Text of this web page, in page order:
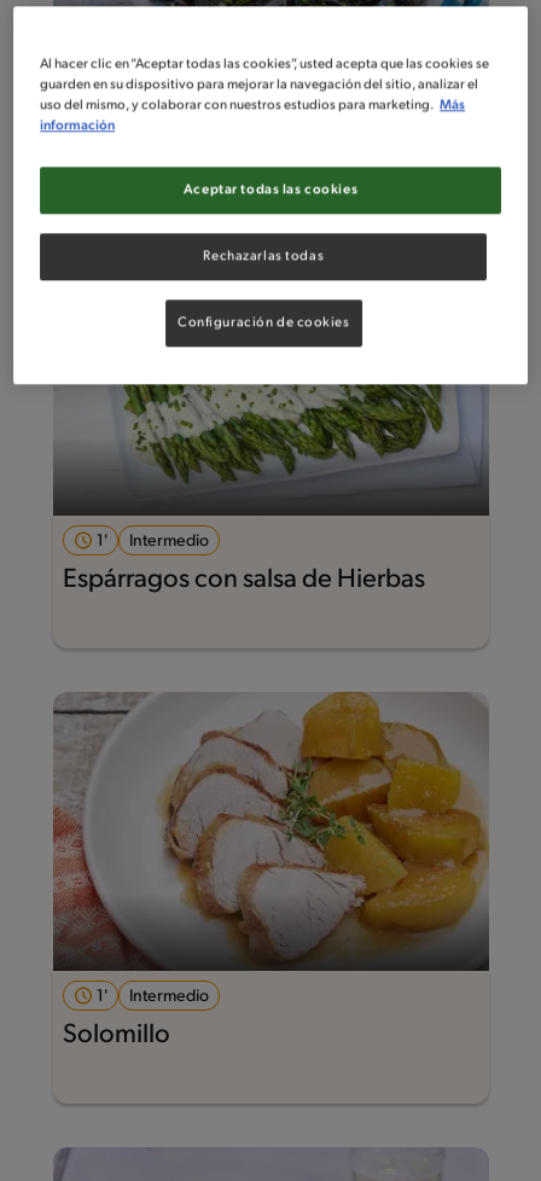
1' Intermedio
Mejillones
1' Intermedio
Espárragos con salsa de Hierbas
1' Intermedio
Solomillo
Al hacer clic en “Aceptar todas las cookies”, usted acepta que las cookies se
guarden en su dispositivo para mejorar la navegación del sitio, analizar el
uso del mismo, y colaborar con nuestros estudios para marketing. Más
información
Rechazarlas todas
Aceptar todas las cookies
Configuración de cookies